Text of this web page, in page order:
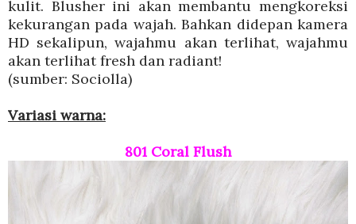
kulit. Blusher ini akan membantu mengkoreksi
kekurangan pada wajah. Bahkan didepan kamera
HD sekalipun, wajahmu akan terlihat, wajahmu
akan terlihat fresh dan radiant!
(sumber: Sociolla)
Variasi warna:
801 Coral Flush